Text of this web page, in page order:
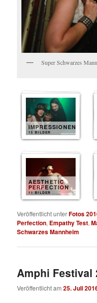
Super Schwarzes
IMPRESSIONEN
15 BILDER
AESTHETIC
PERFECTION
11 BILDER
Veröffentlicht unterFotos
Perfection, Empathy Test,
Schwarzes Mannheim
Amphi Festival
Veröffentlicht am25. Juli